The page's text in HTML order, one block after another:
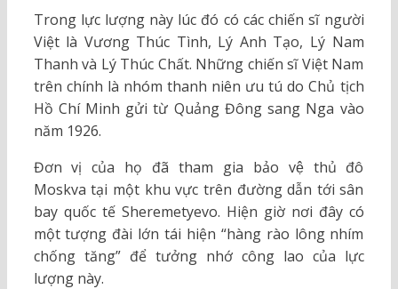
Trong lực lượng này lúc đó có các chiến sĩ người
Việt là Vương Thúc Tình, Lý Anh Tạo, Lý Nam
Thanh và Lý Thúc Chất. Những chiến sĩ Việt Nam
trên chính là nhóm thanh niên ưu tú do Chủ tịch
Hồ Chí Minh gửi từ Quảng Đông sang Nga vào
năm 1926.
Đơn vị của họ đã tham gia bảo vệ thủ đô
Moskva tại một khu vực trên đường dẫn tới sân
bay quốc tế Sheremetyevo. Hiện giờ nơi đây có
một tượng đài lớn tái hiện “hàng rào lông nhím
chống tăng” để tưởng nhớ công lao của lực
lượng này.